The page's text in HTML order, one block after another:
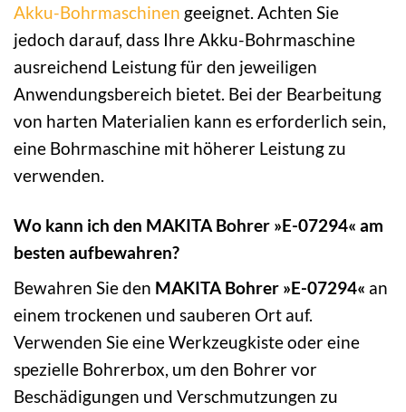
Akku-Bohrmaschinen geeignet. Achten Sie
jedoch darauf, dass Ihre Akku-Bohrmaschine
ausreichend Leistung für den jeweiligen
Anwendungsbereich bietet. Bei der Bearbeitung
von harten Materialien kann es erforderlich sein,
eine Bohrmaschine mit höherer Leistung zu
verwenden.
Wo kann ich den MAKITA Bohrer »E-07294« am
besten aufbewahren?
Bewahren Sie den MAKITA Bohrer »E-07294« an
einem trockenen und sauberen Ort auf.
Verwenden Sie eine Werkzeugkiste oder eine
spezielle Bohrerbox, um den Bohrer vor
Beschädigungen und Verschmutzungen zu